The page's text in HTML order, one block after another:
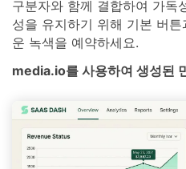
구분자와 함께 결합하여 가독
성을 유지하기 위해 기본 버
운 녹색을 예약하세요.
media.io를 사용하여 생성된